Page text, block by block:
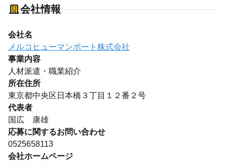
会社情報
会社名
メルコヒューマンポート株式会社
事業内容
人材派遣・職業紹介
所在住所
東京都中央区日本橋３丁目１２番２号
代表者
国広 康雄
応募に関するお問い合わせ
0525658113
会社ホームページ